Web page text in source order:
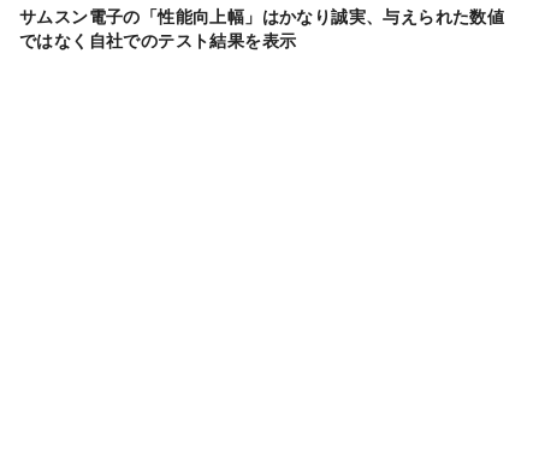
サムスン電子の「性能向上幅」はかなり誠実、与えられた数値
ではなく自社でのテスト結果を表示